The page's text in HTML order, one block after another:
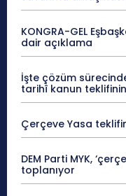
KONGRA-GEL
dair açıklama
İşte çözüm
tarihî kanun
Çerçeve Yasa
DEM Parti MYK,
toplanıyor